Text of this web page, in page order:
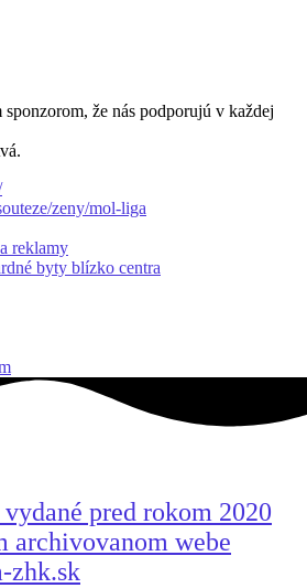
že nás podporujú v každej
zeny/mol-liga
reklamy
byty blízko centra
pred rokom 2020
archivovanom webe
zhk.sk